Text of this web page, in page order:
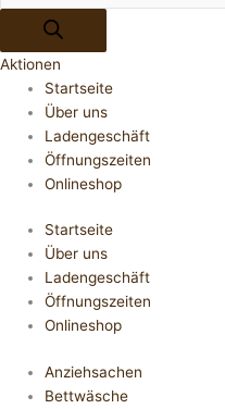
Aktionen
Startseite
Über uns
Ladengeschäft
Öffnungszeiten
Onlineshop
Startseite
Über uns
Ladengeschäft
Öffnungszeiten
Onlineshop
Anziehsachen
Bettwäsche